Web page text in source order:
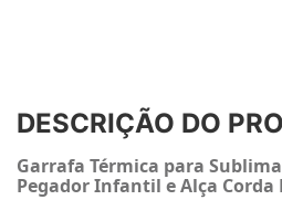
DESCRIÇÃO DO
Garrafa Térmica para
Pegador Infantil e Alça Corda